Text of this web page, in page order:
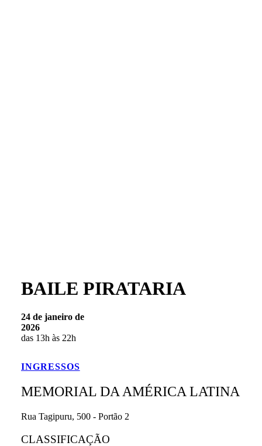
BAILE PIRATARIA
24 de janeiro de
2026
das 13h às 22h
INGRESSOS
MEMORIAL DA AMÉRICA LATINA
Rua Tagipuru, 500 - Portão 2
CLASSIFICAÇÃO